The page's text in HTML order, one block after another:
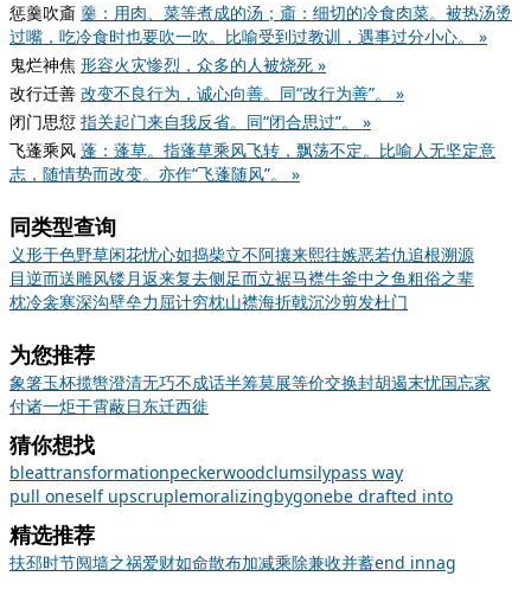
惩羹吹齑 羹：用肉、菜等煮成的汤；齑：细切的冷食肉菜。被热汤烫
过嘴，吃冷食时也要吹一吹。比喻受到过教训，遇事过分小心。 »
鬼烂神焦 形容火灾惨烈，众多的人被烧死 »
改行迁善 改变不良行为，诚心向善。同“改行为善”。 »
闭门思愆 指关起门来自我反省。同“闭合思过”。 »
飞蓬乘风 蓬：蓬草。指蓬草乘风飞转，飘荡不定。比喻人无坚定意
志，随情势而改变。亦作“飞蓬随风”。 »
同类型查询
义形于色野草闲花忧心如捣柴立不阿攘来熙往嫉恶若仇追根溯源
目逆而送雕风镂月返来复去侧足而立裾马襟牛釜中之鱼粗俗之辈
枕冷衾寒深沟壁垒力屈计穷枕山襟海折戟沉沙剪发杜门
为您推荐
象箸玉杯揽辔澄清无巧不成话半筹莫展等价交换封胡遏末忧国忘家
付诸一炬干霄蔽日东迁西徙
猜你想找
bleattransformationpeckerwoodclumsilypass way
pull oneself upscruplemoralizingbygonebe drafted into
精选推荐
扶邳时节阋墙之祸爱财如命散布加减乘除兼收并蓄end innag